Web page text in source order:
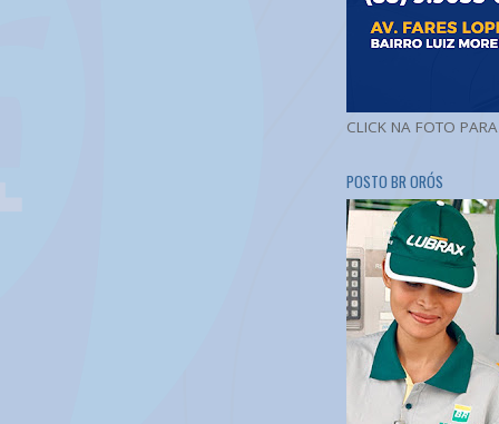
CLICK NA FOTO
POSTO BR ORÓS